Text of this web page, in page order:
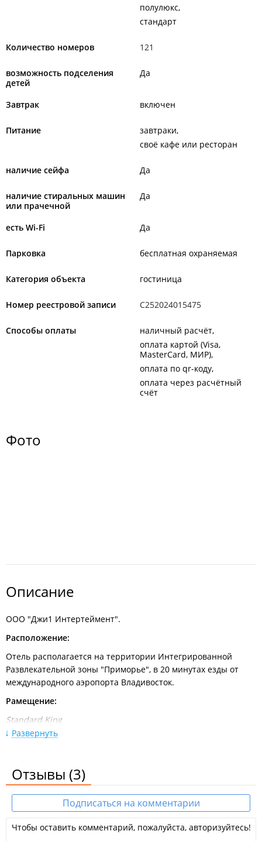
полулюкс
стандарт
Количество номеров 121
возможность подселения
детей
Да
Завтрак включен
Питание
завтраки
своё кафе или ресторан
наличие сейфа Да
наличие стиральных машин
или прачечной
Да
есть Wi-Fi Да
Парковка бесплатная охраняемая
Категория объекта гостиница
Номер реестровой записи С252024015475
Способы оплаты
наличный расчёт
оплата картой (Visa,
MasterCard, МИР)
оплата по qr-коду
оплата через расчётный
счёт
Фото
Описание
ООО "Джи1 Интертеймент".
Расположение:
Отель располагается на территории Интегрированной
Развлекательной зоны "Приморье", в 20 минутах езды от
международного аэропорта Владивосток.
Рамещение:
Standard King
Однокомнатные стандартные номера площадью от 24 до 32
кофемашиной, а также мини-баром с разнообразным
тропическим душем.
Deluxe King
Развернуть
Отзывы (3)
Подписаться на комментарии
Чтобы оставить комментарий, пожалуйста, авторизуйтесь!